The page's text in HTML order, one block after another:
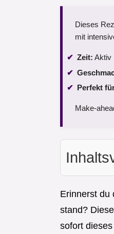
Dieses
mit
Zeit: Aktiv
Perfekt
Make-
Erinnerst du
stand?
sofort